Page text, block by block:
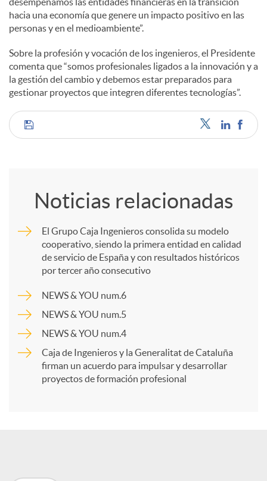
o
s
hacia una economía que genere un impacto positivo en las
personas y en el medioambiente”.
Sobre la profesión y vocación de los ingenieros, el Presidente
comenta que “somos profesionales ligados a la innovación y a
la gestión del cambio y debemos estar preparados para
gestionar proyectos que integren diferentes tecnologías”.
C
a
r
Noticias relacionadas
El Grupo Caja Ingenieros consolida su modelo
cooperativo, siendo la primera entidad en calidad
de servicio de España y con resultados históricos
por tercer año consecutivo
NEWS & YOU num.6
NEWS & YOU num.5
NEWS & YOU num.4
Caja de Ingenieros y la Generalitat de Cataluña
firman un acuerdo para impulsar y desarrollar
proyectos de formación profesional